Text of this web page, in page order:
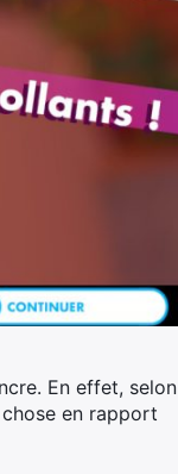
En effet, selon
en rapport